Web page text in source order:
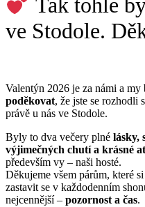
ve Stodole.
Valentýn 2026 je za námi a
poděkovat, že jste se rozhodli
právě u nás ve Stodole.
Byly to dva večery plné lásky,
výjimečných chutí a krásné
především vy – naši hosté.
Děkujeme všem párům, které
zastavit se v každodenním
nejcennější – pozornost a čas.